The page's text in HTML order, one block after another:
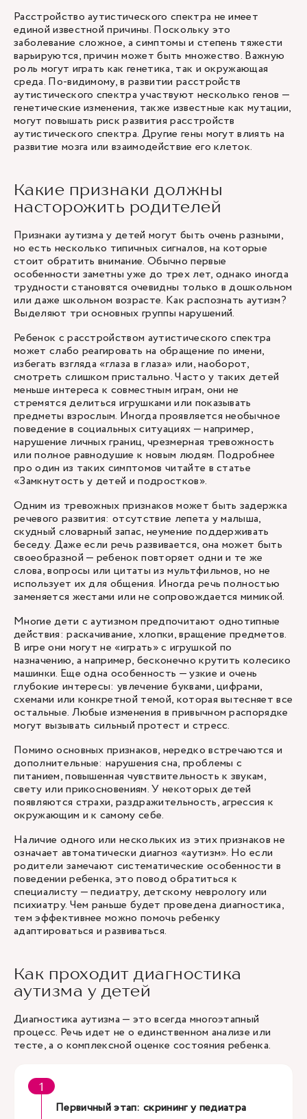
Расстройство аутистического спектра не имеет
единой известной причины. Поскольку это
заболевание сложное, а симптомы и степень тяжести
варьируются, причин может быть множество. Важную
роль могут играть как генетика, так и окружающая
среда. По-видимому, в развитии расстройств
аутистического спектра участвуют несколько генов —
генетические изменения, также известные как мутации,
могут повышать риск развития расстройств
аутистического спектра. Другие гены могут влиять на
развитие мозга или взаимодействие его клеток.
Какие признаки должны
насторожить родителей
Признаки аутизма у детей могут быть очень разными,
но есть несколько типичных сигналов, на которые
стоит обратить внимание. Обычно первые
особенности заметны уже до трех лет, однако иногда
трудности становятся очевидны только в дошкольном
или даже школьном возрасте. Как распознать аутизм?
Выделяют три основных группы нарушений.
Ребенок с расстройством аутистического спектра
может слабо реагировать на обращение по имени,
избегать взгляда «глаза в глаза» или, наоборот,
смотреть слишком пристально. Часто у таких детей
меньше интереса к совместным играм, они не
стремятся делиться игрушками или показывать
предметы взрослым. Иногда проявляется необычное
поведение в социальных ситуациях — например,
нарушение личных границ, чрезмерная тревожность
или полное равнодушие к новым людям. Подробнее
про один из таких симптомов читайте в статье
«Замкнутость у детей и подростков».
Одним из тревожных признаков может быть задержка
речевого развития: отсутствие лепета у малыша,
скудный словарный запас, неумение поддерживать
беседу. Даже если речь развивается, она может быть
своеобразной — ребенок повторяет одни и те же
слова, вопросы или цитаты из мультфильмов, но не
использует их для общения. Иногда речь полностью
заменяется жестами или не сопровождается мимикой.
Многие дети с аутизмом предпочитают однотипные
действия: раскачивание, хлопки, вращение предметов.
В игре они могут не «играть» с игрушкой по
назначению, а например, бесконечно крутить колесико
машинки. Еще одна особенность — узкие и очень
глубокие интересы: увлечение буквами, цифрами,
схемами или конкретной темой, которая вытесняет все
остальные. Любые изменения в привычном распорядке
могут вызывать сильный протест и стресс.
Помимо основных признаков, нередко встречаются и
дополнительные: нарушения сна, проблемы с
питанием, повышенная чувствительность к звукам,
свету или прикосновениям. У некоторых детей
появляются страхи, раздражительность, агрессия к
окружающим и к самому себе.
Наличие одного или нескольких из этих признаков не
означает автоматически диагноз «аутизм». Но если
родители замечают систематические особенности в
поведении ребенка, это повод обратиться к
специалисту — педиатру, детскому неврологу или
психиатру. Чем раньше будет проведена диагностика,
тем эффективнее можно помочь ребенку
адаптироваться и развиваться.
Как проходит диагностика
аутизма у детей
Диагностика аутизма — это всегда многоэтапный
процесс. Речь идет не о единственном анализе или
тесте, а о комплексной оценке состояния ребенка.
Первичный этап: скрининг у педиатра